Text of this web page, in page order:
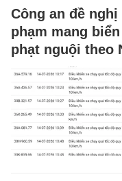
Công an đề
phạm mang
phạt nguội theo